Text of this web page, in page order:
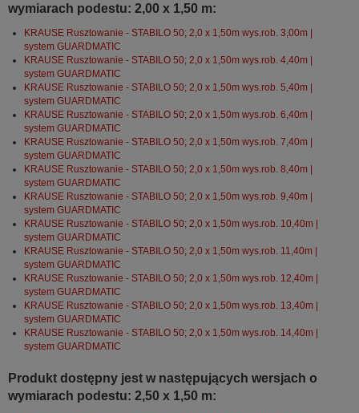
wymiarach podestu: 2,00 x 1,50 m:
KRAUSE Rusztowanie - STABILO 50; 2,0 x 1,50m wys.rob. 3,00m |
system GUARDMATIC
KRAUSE Rusztowanie - STABILO 50; 2,0 x 1,50m wys.rob. 4,40m |
system GUARDMATIC
KRAUSE Rusztowanie - STABILO 50; 2,0 x 1,50m wys.rob. 5,40m |
system GUARDMATIC
KRAUSE Rusztowanie - STABILO 50; 2,0 x 1,50m wys.rob. 6,40m |
system GUARDMATIC
KRAUSE Rusztowanie - STABILO 50; 2,0 x 1,50m wys.rob. 7,40m |
system GUARDMATIC
KRAUSE Rusztowanie - STABILO 50; 2,0 x 1,50m wys.rob. 8,40m |
system GUARDMATIC
KRAUSE Rusztowanie - STABILO 50; 2,0 x 1,50m wys.rob. 9,40m |
system GUARDMATIC
KRAUSE Rusztowanie - STABILO 50; 2,0 x 1,50m wys.rob. 10,40m |
system GUARDMATIC
KRAUSE Rusztowanie - STABILO 50; 2,0 x 1,50m wys.rob. 11,40m |
system GUARDMATIC
KRAUSE Rusztowanie - STABILO 50; 2,0 x 1,50m wys.rob. 12,40m |
system GUARDMATIC
KRAUSE Rusztowanie - STABILO 50; 2,0 x 1,50m wys.rob. 13,40m |
system GUARDMATIC
KRAUSE Rusztowanie - STABILO 50; 2,0 x 1,50m wys.rob. 14,40m |
system GUARDMATIC
Produkt dostępny jest w następujących wersjach o
wymiarach podestu: 2,50 x 1,50 m: